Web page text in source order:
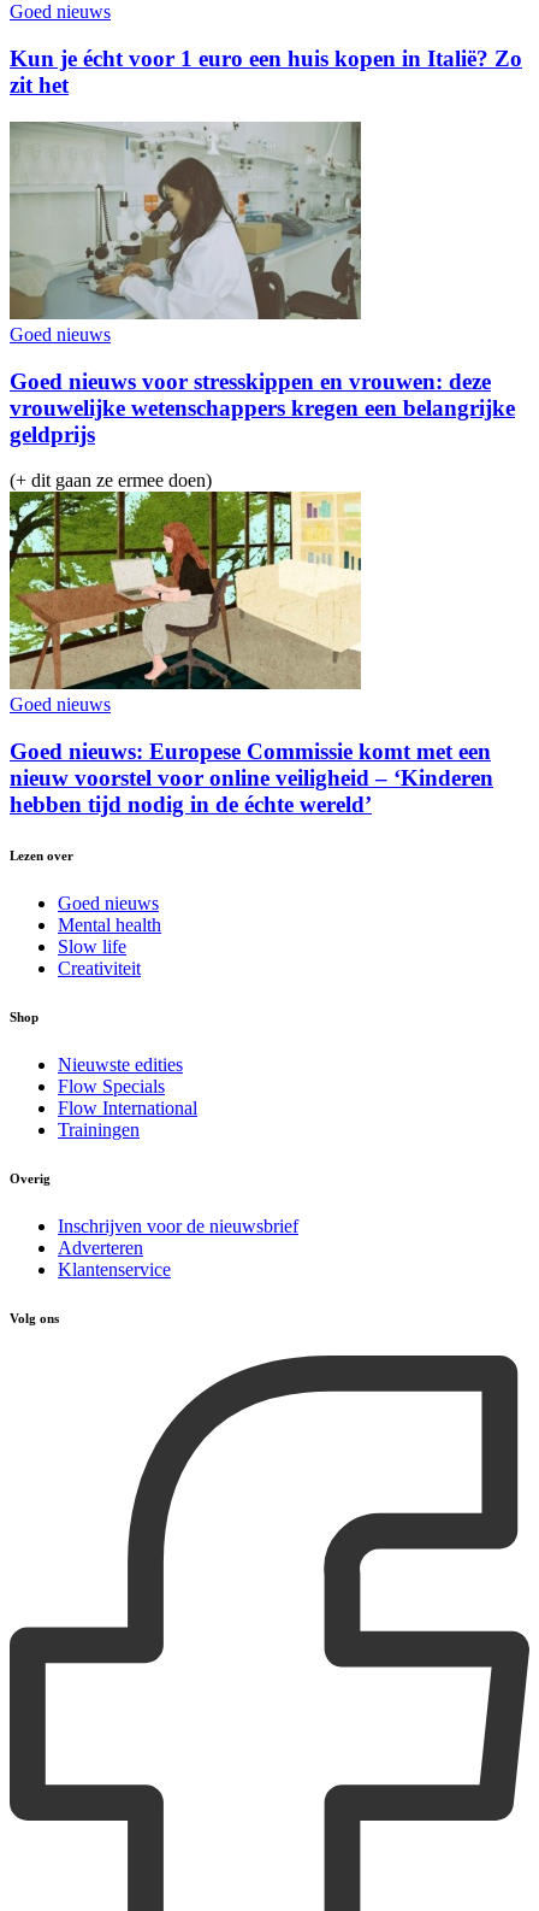
Goed nieuws
Kun je écht voor 1 euro een huis kopen in Italië? Zo
zit het
Goed nieuws
Goed nieuws voor stresskippen en vrouwen: deze
vrouwelijke wetenschappers kregen een belangrijke
geldprijs
(+ dit gaan ze ermee doen)
Goed nieuws
Goed nieuws: Europese Commissie komt met een
nieuw voorstel voor online veiligheid – ‘Kinderen
hebben tijd nodig in de échte wereld’
Lezen over
Goed nieuws
Mental health
Slow life
Creativiteit
Shop
Nieuwste edities
Flow Specials
Flow International
Trainingen
Overig
Inschrijven voor de nieuwsbrief
Adverteren
Klantenservice
Volg ons